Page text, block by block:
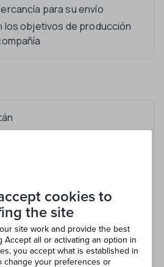
para su envío
los objetivos de producción
cookies to
the site
site work and provide the best
Accept all or activating an option in
you accept what is established in
change your preferences or